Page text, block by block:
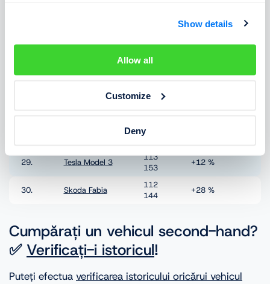
Show details
Allow all
Customize
Deny
-4 %
120
022
26. BMWX1
119
+28 %
115
114
29. Tesla Model 3
113
153
+12 %
30. Skoda Fabia
112
144
+28 %
Cumpărați un vehicul second-hand?
✅ Verificați-i istoricul!
Puteți efectua verificarea istoricului oricărui vehicul